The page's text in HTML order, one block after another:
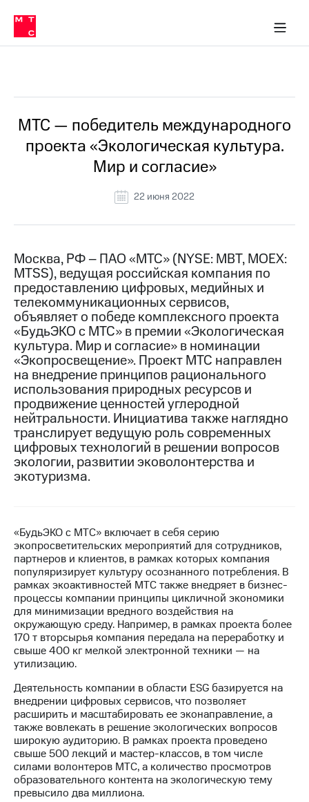
Медиа-центр
и акционерам
Устойчивое развитие
Комплаенс и деловая этика
компании
Карьера
История
компании
Руководство
информация
Контакты
Медиа-центр
Пресс-
релизы
МТС
о технологиях
Достижения
Интервью
Финансовая
отчетность
Контакты
и акционерам
Корпоративное
управление
Корпоративный
секретарь
Раскрытие
информации
Информация
акционерам
Документы
"МТС"
Собрания
акционеров
Личный
кабинет
акционера
Акционерный
капитал
Контроль
в МТС
Пресс-
релизы
о технологиях
МТС — победитель международного
проекта «Экологическая культура.
Мир и согласие»
22 июня 2022
Москва, РФ – ПАО «МТС» (NYSE: MBT, MOEX:
MTSS), ведущая российская компания по
предоставлению цифровых, медийных и
телекоммуникационных сервисов,
объявляет о победе комплексного проекта
«БудьЭКО с МТС» в премии «Экологическая
культура. Мир и согласие» в номинации
«Экопросвещение». Проект МТС направлен
на внедрение принципов рационального
использования природных ресурсов и
продвижение ценностей углеродной
нейтральности. Инициатива также наглядно
транслирует ведущую роль современных
цифровых технологий в решении вопросов
экологии, развитии эковолонтерства и
экотуризма.
«БудьЭКО с МТС» включает в себя серию
экопросветительских мероприятий для сотрудников,
партнеров и клиентов, в рамках которых компания
популяризирует культуру осознанного потребления. В
рамках экоактивностей МТС также внедряет в бизнес-
процессы компании принципы цикличной экономики
для минимизации вредного воздействия на
окружающую среду. Например, в рамках проекта более
170 т вторсырья компания передала на переработку и
свыше 400 кг мелкой электронной техники — на
утилизацию.
Деятельность компании в области ESG базируется на
внедрении цифровых сервисов, что позволяет
расширить и масштабировать ее эконаправление, а
также вовлекать в решение экологических вопросов
широкую аудиторию. В рамках проекта проведено
свыше 500 лекций и мастер-классов, в том числе
силами волонтеров МТС, а количество просмотров
образовательного контента на экологическую тему
превысило два миллиона.